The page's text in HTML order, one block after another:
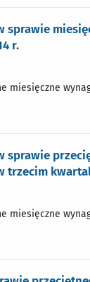
sprawie
r.
miesięczne
sprawie
trzecim
miesięczne